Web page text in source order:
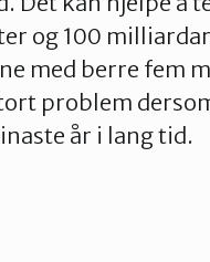
og 100
med berre fem
problem
år i lang tid.